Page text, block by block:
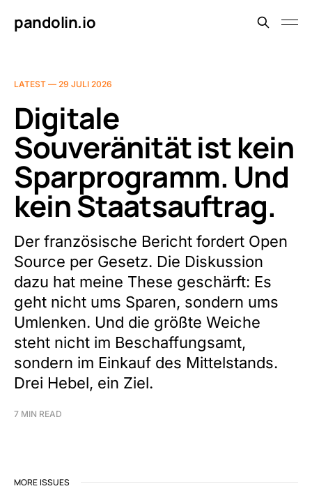
pandolin.io
LATEST — 29 JULI 2026
Digitale
Souveränität ist kein
Sparprogramm. Und
kein Staatsauftrag.
Der französische Bericht fordert Open
Source per Gesetz. Die Diskussion
dazu hat meine These geschärft: Es
geht nicht ums Sparen, sondern ums
Umlenken. Und die größte Weiche
steht nicht im Beschaffungsamt,
sondern im Einkauf des Mittelstands.
Drei Hebel, ein Ziel.
7 MIN READ
MORE ISSUES